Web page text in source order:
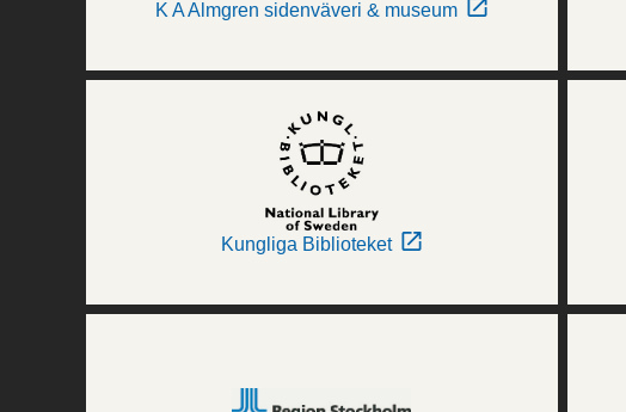
K A Almgren sidenväveri & museum
Kungliga Biblioteket